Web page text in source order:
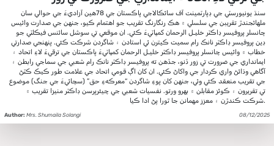
سنڌ يونيورسٽي جي ڊپارٽمينٽ آف سائڪالاجي پاڪستان جي 78هين آزاديءَ جي حوالي سان
ملهائجندڙ تقريبن جي سلسلي ۾ هڪ رنگارنگ تقريب جو اهتمام ڪيو، جنهن جي صدارت وائيس
چانسلر پروفيسر ڊاڪٽر خليـل الرحمان کمڀاٽيءَ ڪئي. ان موقعي تي سوشل سائنس فيڪلٽي جو
ڊين پروفيسر ڊاڪٽر نانڪ رام سميت ڪيترن ئي استادن ۽ شاگردن شرڪت ڪئي. پنهنجي صدارتي
خطاب ۾ وائيس چانسلر پروفيسر ڊاڪٽر خليـل الرحمان کمڀاٽيءَ پاڪستان جي ترقيءَ لاءِ اتحاد ۽
ايمانداري جي ضرورت تي زور ڏنو، جڏهن ته پروفيسر ڊاڪٽر نانڪ رام شعبي جي سماجي رابطن ۽
آگاهي وڌائڻ واري ڪردار جي واکاڻ ڪئي. ان کان اڳ قومي اتحاد جي علامت طور ڪيڪ ڪٽڻ
جي تقريب منعقد ڪئي وئي، جنهن کان پوءِ شاگردن “معرڪهءِ حق” (سچائيءَ جي جنگ) موضوع
تي تقريرون ۽ ڪوئز مقابلن ۾ بهرو ورتو. نفسيات شعبي جي چيئرپرسن ڊاڪٽر منيزا تقريب ۾
شرڪت ڪندڙن ۽ معزز مهمانن جا ٿورا پڻ ادا ڪيا.
Author: Mrs. Shumaila Solangi 08/12/2025